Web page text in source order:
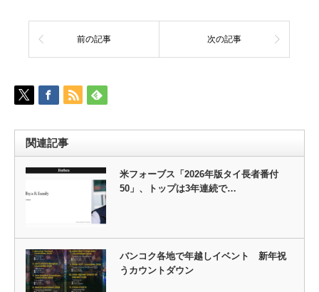
前の記事 次の記事
関連記事
米フォーブス「2026年版タイ長者番付
50」、トップは3年連続で…
バンコク各地で年越しイベント 新年祝
うカウントダウン